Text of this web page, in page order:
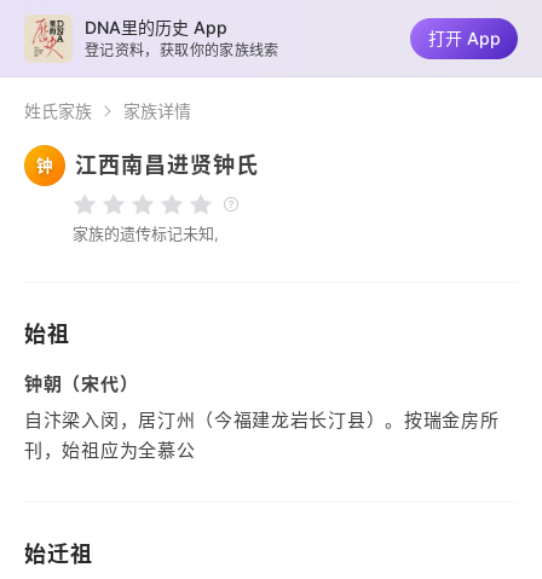
姓氏家族 家族详情
钟 江西南昌进贤钟氏
家族的遗传标记未知,
始祖
钟朝（宋代）
自汴梁入闵，居汀州（今福建龙岩长汀县）。按瑞金房所
刊，始祖应为全慕公
始迁祖
DNA里的历史 App
登记资料，获取你的家族线索
打开 App